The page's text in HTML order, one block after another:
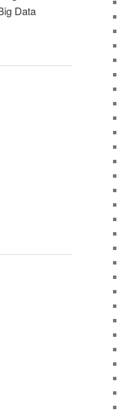
Data